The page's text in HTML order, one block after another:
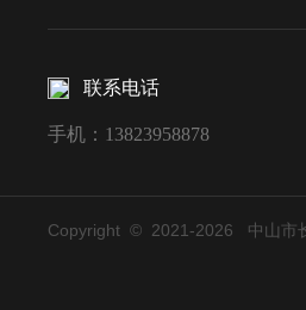
联系电话
手机：13823958878
Copyright © 2021-2026 中山市